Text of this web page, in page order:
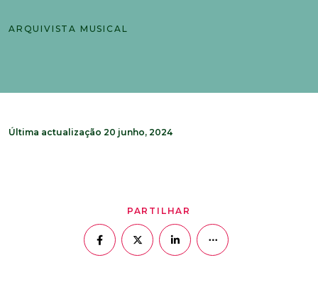
ARQUIVISTA MUSICAL
Última actualização 20 junho, 2024
PARTILHAR